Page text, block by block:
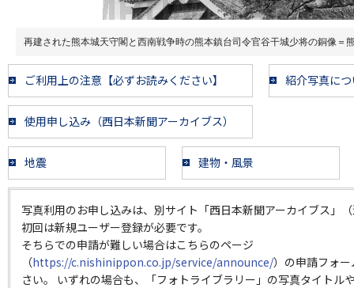
再建された熊本城天守閣と西南戦争時の熊本鎮台司令官谷干城少将の銅像＝
ご利用上の注意【必ずお読みください】 紹介写真に
使用申し込み（西日本新聞アーカイブス）
地震 建物・風景
写真利用のお申し込みは、別サイト「西日本新聞アーカイブス」
初回は新規ユーザー登録が必要です。
そちらでの申請が難しい場合はこちらのページ
（https://c.nishinippon.co.jp/service/announce/）の申請フォ
さい。 いずれの場合も、「フォトライブラリー」の写真タイトル